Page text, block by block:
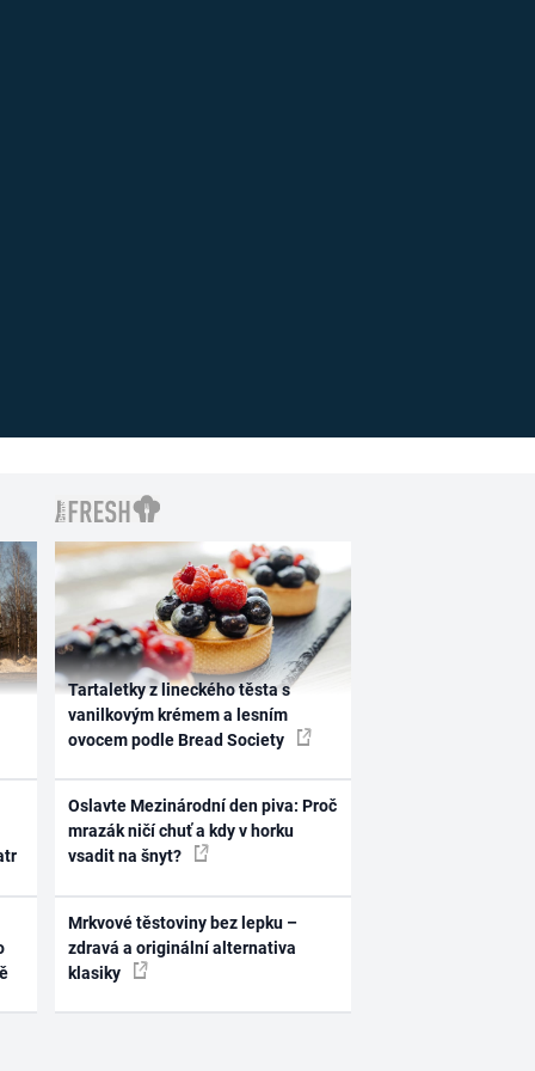
Tartaletky z lineckého těsta s
vanilkovým krémem a lesním
ovocem podle Bread Society
Oslavte Mezinárodní den piva: Proč
mrazák ničí chuť a kdy v horku
vsadit na šnyt?
Mrkvové těstoviny bez lepku –
zdravá a originální alternativa
klasiky